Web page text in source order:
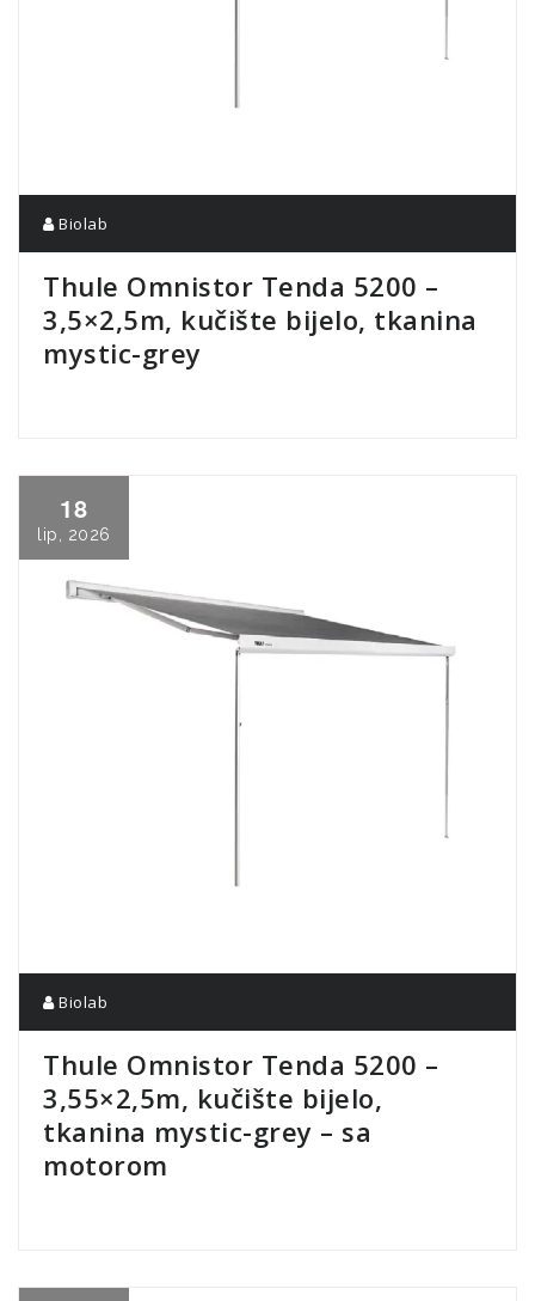
Biolab
Thule Omnistor Tenda 5200 –
3,5×2,5m, kučište bijelo, tkanina
mystic-grey
18
lip, 2026
Biolab
Thule Omnistor Tenda 5200 –
3,55×2,5m, kučište bijelo,
tkanina mystic-grey – sa
motorom